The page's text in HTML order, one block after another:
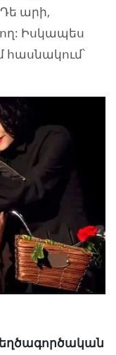
արի,
Իսկապես
հասնակում՝